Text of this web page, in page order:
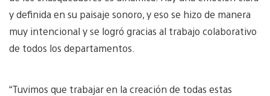
y definida en su paisaje sonoro, y eso se hizo de manera
muy intencional y se logró gracias al trabajo colaborativo
de todos los departamentos.
“Tuvimos que trabajar en la creación de todas estas